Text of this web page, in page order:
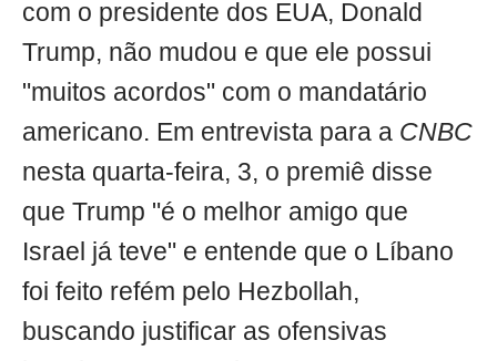
com o presidente dos EUA, Donald
Trump, não mudou e que ele possui
"muitos acordos" com o mandatário
americano. Em entrevista para a CNBC
nesta quarta-feira, 3, o premiê disse
que Trump "é o melhor amigo que
Israel já teve" e entende que o Líbano
foi feito refém pelo Hezbollah,
buscando justificar as ofensivas